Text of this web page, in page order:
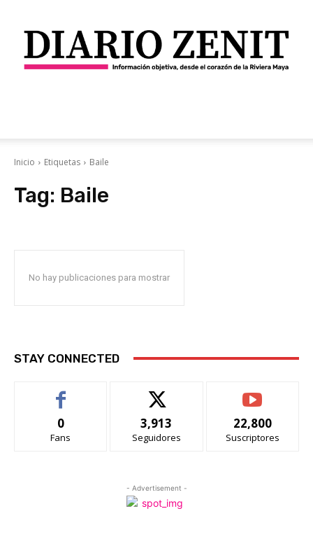
Inicio Etiquetas Baile
Tag: Baile
No hay publicaciones para mostrar
STAY CONNECTED
0
Fans
3,913
Seguidores
22,800
Suscriptores
- Advertisement -